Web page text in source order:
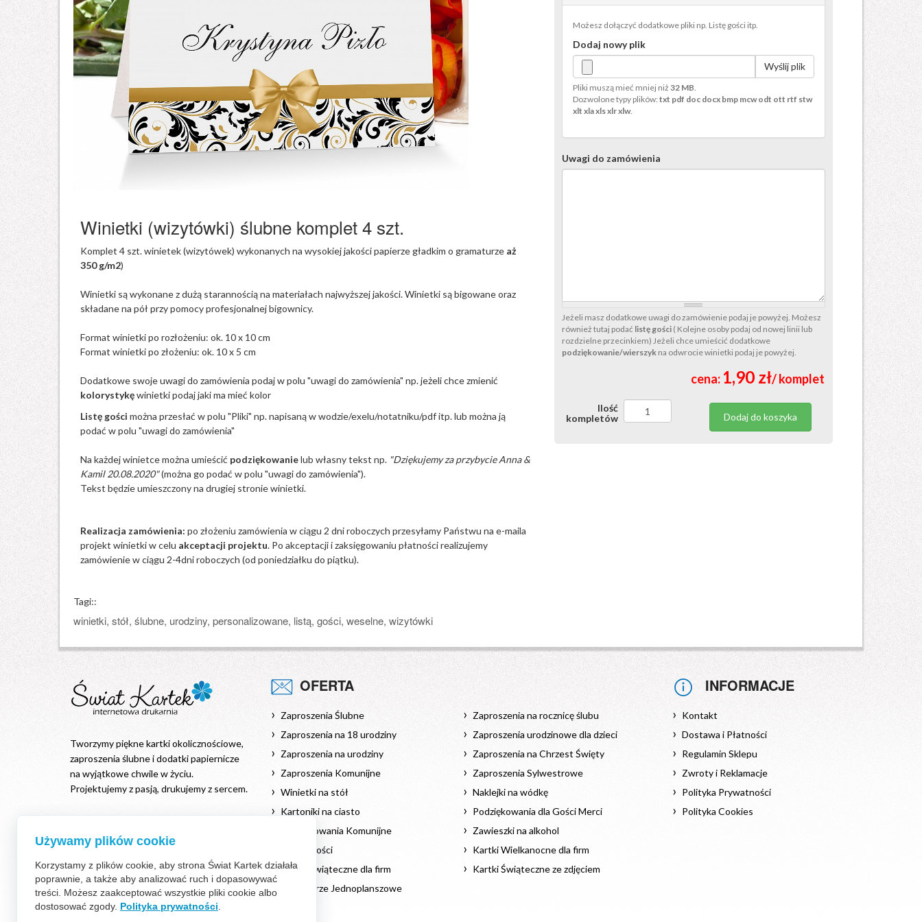
urodziny
Zaproszenia
Zaproszenia
na
Chrzest
Święty
Zaproszenia
na
Podziękowania
Komunijne
na
alkohol
Zaproszenia
na
Zaproszenia
sylwestrowe
gości
Kartoniki
na
ciasto
Winietki (wizytówki) ślubne komplet 4 szt.
Komplet 4 szt. winietek (wizytówek) wykonanych na wysokiej jakości papierze gładkim o gramaturze aż
350 g/m2)
Winietki są wykonane z dużą starannością na materiałach najwyższej jakości. Winietki są bigowane oraz
składane na pół przy pomocy profesjonalnej bigownicy.
Format winietki po rozłożeniu: ok. 10 x 10 cm
Format winietki po złożeniu: ok. 10 x 5 cm
Dodatkowe swoje uwagi do zamówienia podaj w polu "uwagi do zamówienia" np. jeżeli chce zmienić
kolorystykęwinietki podaj jaki ma mieć kolor
Listę gości można przesłać w polu "Pliki" np. napisaną w wodzie/exelu/notatniku/pdf itp. lub można ją
podać w polu "uwagi do zamówienia"
Na każdej winietce można umieścić podziękowanielub własny tekst np. "Dziękujemy za przybycie Anna &
Kamil 20.08.2020"(można go podać w polu "uwagi do zamówienia").
Tekst będzie umieszczony na drugiej stronie winietki.
Realizacja zamówienia: po złożeniu zamówienia w ciągu 2 dni roboczych przesyłamy Państwu na e-maila
projekt winietki w celu akceptacji projektu. Po akceptacji i zaksięgowaniu płatności realizujemy
zamówienie w ciągu 2-4dni roboczych (od poniedziałku do piątku).
Możesz dołączyć dodatkowe pliki np. Listę gości itp.
Dodaj nowy plik
Wyślij plik
Pliki muszą mieć mniej niż 32 MB.
Dozwolone typy plików: txt pdf doc docx bmp mcw odt ott rtf stw
xlt xla xls xlr xlw.
Uwagi do zamówienia
Jeżeli masz dodatkowe uwagi do zamówienie podaj je powyżej. Możesz
również tutaj podać listę gości ( Kolejne osoby podaj od nowej linii lub
rozdzielne przecinkiem) Jeżeli chce umieścić dodatkowe
podziękowanie/wierszykna odwrocie winietki podaj je powyżej.
Ilość
kompletów
Dodaj do koszyka
cena: 1,90 zł/ komplet
Tagi::
winietki, stół, ślubne, urodziny, personalizowane, listą, gości, weselne, wizytówki
Tworzymy piękne kartki okolicznościowe,
zaproszenia ślubne i dodatki papiernicze
na wyjątkowe chwile w życiu.
Projektujemy z pasją, drukujemy z sercem.
+48 511 986 510
kontakt@swiat-kartek.pl
OFERTA
Zaproszenia Ślubne
Zaproszenia na rocznicę ślubu
Zaproszenia na 18 urodziny
Zaproszenia urodzinowe dla dzieci
Zaproszenia na urodziny
Zaproszenia na Chrzest Święty
Zaproszenia Komunijne
Zaproszenia Sylwestrowe
Winietki na stół
Naklejki na wódkę
Kartoniki na ciasto
Podziękowania dla Gości Merci
Podziękowania Komunijne
Zawieszki na alkohol
Księgi Gości
Kartki Wielkanocne dla firm
Kartki Świąteczne dla firm
Kartki Świąteczne ze zdjęciem
Kalendarze Jednoplanszowe
INFORMACJE
Kontakt
Dostawa i Płatności
Regulamin Sklepu
Zwroty i Reklamacje
Polityka Prywatności
Polityka Cookies
Używamy plików cookie
Korzystamy z plików cookie, aby strona Świat Kartek działała
poprawnie, a także aby analizować ruch i dopasowywać
treści. Możesz zaakceptować wszystkie pliki cookie albo
dostosować zgody. Polityka prywatności